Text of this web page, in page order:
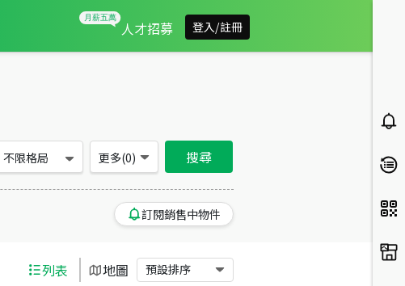
人才招募 登入/註冊
台中市西屯區買房：大樓、店面房屋物件出售、房價分析
不限格局 更多(0) 搜尋
訂閱銷售中物件
列表 地圖 預設排序